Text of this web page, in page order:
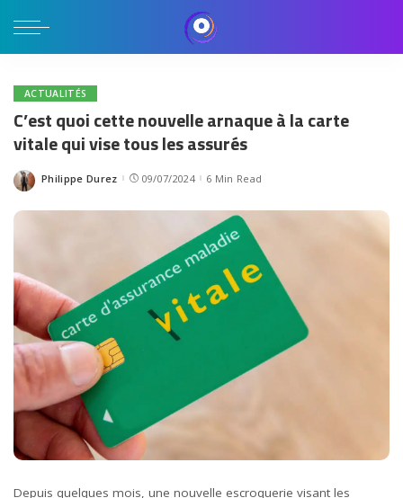
ACTUALITÉS
C’est quoi cette nouvelle arnaque à la carte
vitale qui vise tous les assurés
Posted
Philippe Durez 09/07/2024 6 Min Read
Depuis quelques mois, une nouvelle escroquerie visant les